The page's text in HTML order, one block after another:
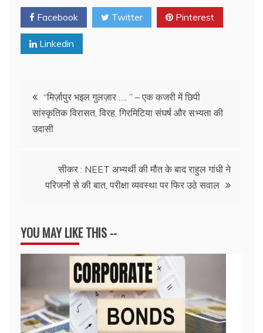
Facebook Twitter Pinterest
Linkedin
Post
navigation
“मिर्ज़ापुर भइल गुलज़ार …. ” – एक कजरी में छिपी
सांस्कृतिक विरासत, विरह, गिरमिटिया संघर्ष और सभ्यता की
उदासी
सीकर : NEET अभ्यर्थी की मौत के बाद राहुल गांधी ने
परिजनों से की बात, परीक्षा व्यवस्था पर फिर उठे सवाल
YOU MAY LIKE THIS --